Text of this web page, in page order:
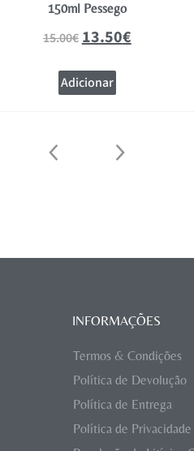
150ml Pessego
15.00€13.50€
Adicionar
INFORMAÇÕES
Termos & Condições
Política de Devolução
Política de Entrega
Política de